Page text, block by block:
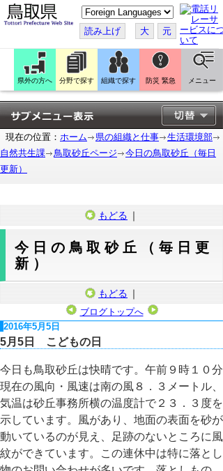
こ
の
ペ
ー
ジ
翻
訳
す
る
読み上げ 大 元
県外の方へ 分野で探す 組織で探す 防災 緊急 メニュー
現在の位置： ホーム 県の組織と仕事
生活環境部
自然共生課
鳥取砂丘ページ
今日の鳥取砂丘（毎日
更新）
もどる ｜
今日の鳥取砂丘（毎日更
新）
もどる ｜
ブログトップへ
2016年5月5日
5月5日 こどもの日
今日も鳥取砂丘は快晴です。午前９時１０分
現在の風向・風速は南の風８．３メートル、
気温は砂丘事務所横の温度計で２３．３度を
示しています。風があり、地面の表面を砂が
動いているのが見え、足跡のないところに風
紋ができています。この連休中は特に落とし